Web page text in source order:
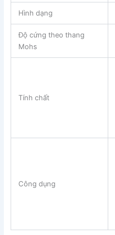
Hình dạng
Độ cứng theo thang
Mohs
Tính chất
Công dụng